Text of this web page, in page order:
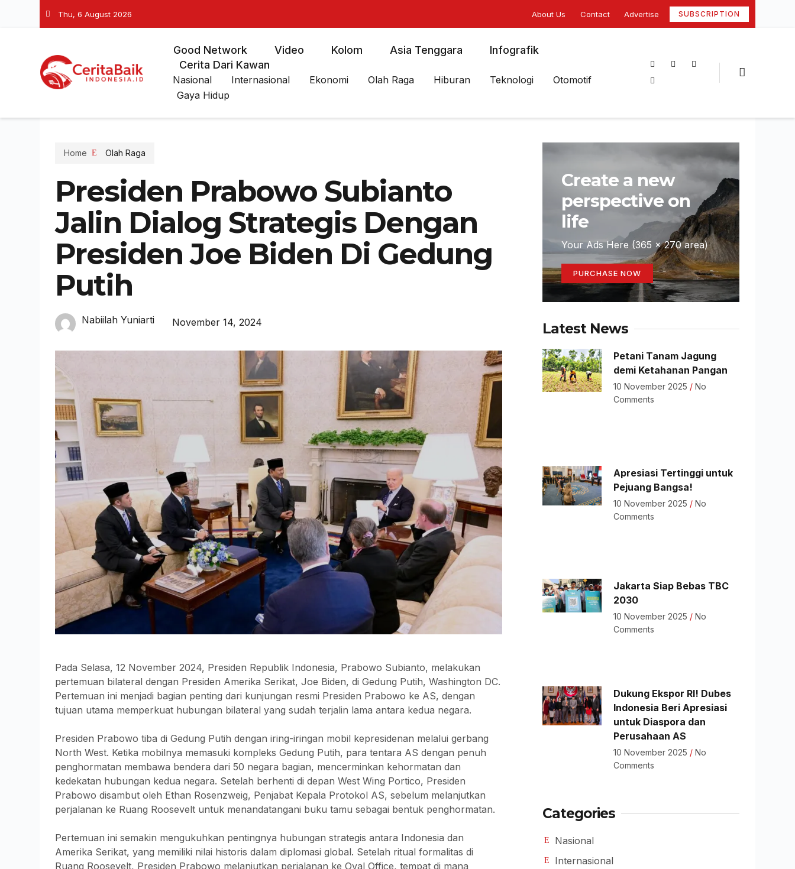
Thu, 6 August 2026 About Us Contact Advertise SUBSCRIPTION
Good Network Video Kolom Asia Tenggara
Infografik
Cerita Dari Kawan
Nasional Internasional Ekonomi Olah Raga Hiburan Teknologi
Otomotif
Gaya Hidup
Home Olah Raga
Presiden Prabowo Subianto
Jalin Dialog Strategis Dengan
Presiden Joe Biden Di Gedung
Putih
Nabiilah Yuniarti November 14, 2024
Pada Selasa, 12 November 2024, Presiden Republik Indonesia, Prabowo Subianto, melakukan
pertemuan bilateral dengan Presiden Amerika Serikat, Joe Biden, di Gedung Putih, Washington DC.
Pertemuan ini menjadi bagian penting dari kunjungan resmi Presiden Prabowo ke AS, dengan
tujuan utama memperkuat hubungan bilateral yang sudah terjalin lama antara kedua negara.
Presiden Prabowo tiba di Gedung Putih dengan iring-iringan mobil kepresidenan melalui gerbang
North West. Ketika mobilnya memasuki kompleks Gedung Putih, para tentara AS dengan penuh
penghormatan membawa bendera dari 50 negara bagian, mencerminkan kehormatan dan
kedekatan hubungan kedua negara. Setelah berhenti di depan West Wing Portico, Presiden
Prabowo disambut oleh Ethan Rosenzweig, Penjabat Kepala Protokol AS, sebelum melanjutkan
perjalanan ke Ruang Roosevelt untuk menandatangani buku tamu sebagai bentuk penghormatan.
Pertemuan ini semakin mengukuhkan pentingnya hubungan strategis antara Indonesia dan
Amerika Serikat, yang memiliki nilai historis dalam diplomasi global. Setelah ritual formalitas di
Ruang Roosevelt, Presiden Prabowo melanjutkan perjalanan ke Oval Office, tempat di mana
Create a new
perspective on
life
Your Ads Here (365 x 270 area)
PURCHASE NOW
Latest News
Petani Tanam Jagung
demi Ketahanan Pangan
10 November 2025
No
Comments
Apresiasi Tertinggi untuk
Pejuang Bangsa!
10 November 2025
No
Comments
Jakarta Siap Bebas TBC
2030
10 November 2025
No
Comments
Dukung Ekspor RI! Dubes
Indonesia Beri Apresiasi
untuk Diaspora dan
Perusahaan AS
10 November 2025
No
Comments
Categories
Nasional
Internasional